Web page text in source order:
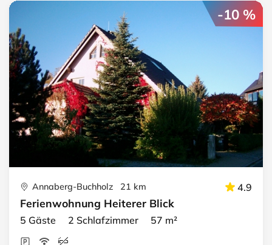
-10 %
Annaberg-Buchholz 21 km 4.9
Ferienwohnung Heiterer Blick
5 Gäste 2 Schlafzimmer 57 m²